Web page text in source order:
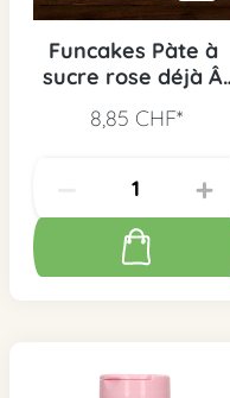
Funcakes Pàte à
sucre rose déjà Â
8,85 CHF*